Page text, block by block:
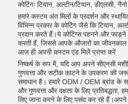
कोटिंगः टियान, अल्टीन/टियान, डीएलसी, नैनो
हमारे कस्टम अंत मिलों के प्रदर्शन और
विभिन्न प्रकार के कोटिंग जैसे कि टियान,
प्रदान करते हैं।ये कोटिंग्स पहनने और फाड़ने
करती हैं, जिससे आपके औजारों का जीवनकाल
आज ही अपनी कस्टम एंड मिलें प्राप्त करें
निष्कर्ष के रूप में, यदि आप अपने सीएनसी
गुणवत्ता और सटीक काटने के उपकरण की
समाधान है। हमारे ODM / OEM ब्रांड के
और गुणवत्ता और दक्षता के लिए प्रतिबद्धता,
लिए जाना करने के लिए पसंद कर रहे